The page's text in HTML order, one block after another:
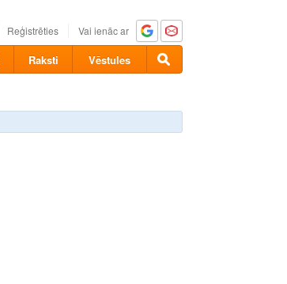
Reģistrēties Vai ienāc ar
Raksti Vēstules